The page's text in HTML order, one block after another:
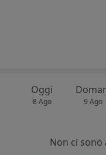
Oggi
8 Ago 9 Ago
Non ci